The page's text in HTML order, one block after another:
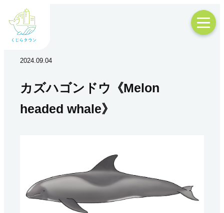
2024.09.04
カズハゴンドウ《Melon
headed whale》